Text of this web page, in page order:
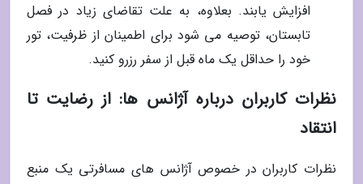
افزایش یابند. بعلاوه، به علت تقاضای زیاد در فصل
تابستان، توصیه می شود برای اطمینان از ظرفیت، تور
خود را حداقل یک ماه قبل از سفر رزرو کنید.
نظرات کاربران درباره آژانس ها: از رضایت تا
انتقاد
نظرات کاربران در خصوص آژانس های مسافرتی یک منبع